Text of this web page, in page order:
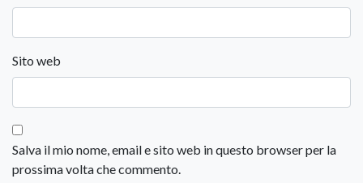
Sito web
Salva il mio nome, email e sito web in questo browser per la
prossima volta che commento.